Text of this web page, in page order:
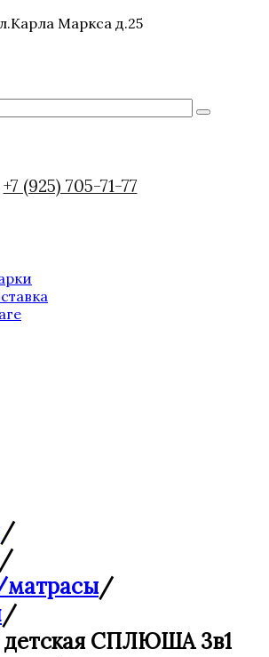
Маркса д.25
+7 (925) 705-71-77
/
/
/
/
детская СПЛЮША 3в1